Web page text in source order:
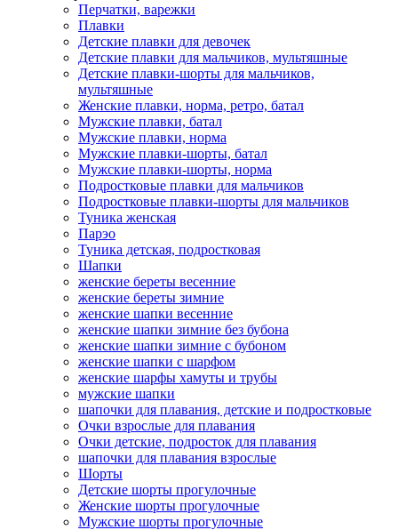
Перчатки, варежки
Плавки
Детские плавки для девочек
Детские плавки для мальчиков, мультяшные
Детские плавки-шорты для мальчиков,
мультяшные
Женские плавки, норма, ретро, батал
Мужские плавки, батал
Мужские плавки, норма
Мужские плавки-шорты, батал
Мужские плавки-шорты, норма
Подростковые плавки для мальчиков
Подростковые плавки-шорты для мальчиков
Туникa женская
Парэо
Туника детская, подростковая
Шапки
женские береты весенние
женские береты зимние
женские шапки весенние
женские шапки зимние без бубона
женские шапки зимние с бубоном
женские шапки с шарфом
женские шарфы хамуты и трубы
мужские шапки
шапочки для плавания, детские и подростковые
Очки взрослые для плавания
Очки детские, подросток для плавания
шапочки для плавания взрослые
Шорты
Детские шорты прогулочные
Женские шорты прогулочные
Мужские шорты прогулочные